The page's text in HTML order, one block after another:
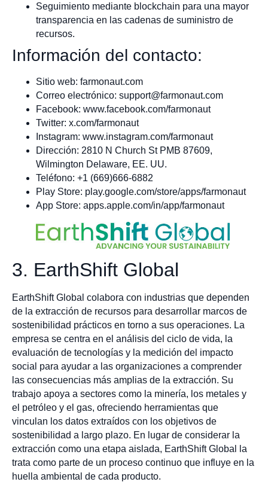
Seguimiento mediante blockchain para una mayor
transparencia en las cadenas de suministro de
recursos.
Información del contacto:
Sitio web: farmonaut.com
Correo electrónico: support@farmonaut.com
Facebook: www.facebook.com/farmonaut
Twitter: x.com/farmonaut
Instagram: www.instagram.com/farmonaut
Dirección: 2810 N Church St PMB 87609,
Wilmington Delaware, EE. UU.
Teléfono: +1 (669)666-6882
Play Store: play.google.com/store/apps/farmonaut
App Store: apps.apple.com/in/app/farmonaut
3. EarthShift Global
EarthShift Global colabora con industrias que dependen
de la extracción de recursos para desarrollar marcos de
sostenibilidad prácticos en torno a sus operaciones. La
empresa se centra en el análisis del ciclo de vida, la
evaluación de tecnologías y la medición del impacto
social para ayudar a las organizaciones a comprender
las consecuencias más amplias de la extracción. Su
trabajo apoya a sectores como la minería, los metales y
el petróleo y el gas, ofreciendo herramientas que
vinculan los datos extraídos con los objetivos de
sostenibilidad a largo plazo. En lugar de considerar la
extracción como una etapa aislada, EarthShift Global la
trata como parte de un proceso continuo que influye en la
huella ambiental de cada producto.